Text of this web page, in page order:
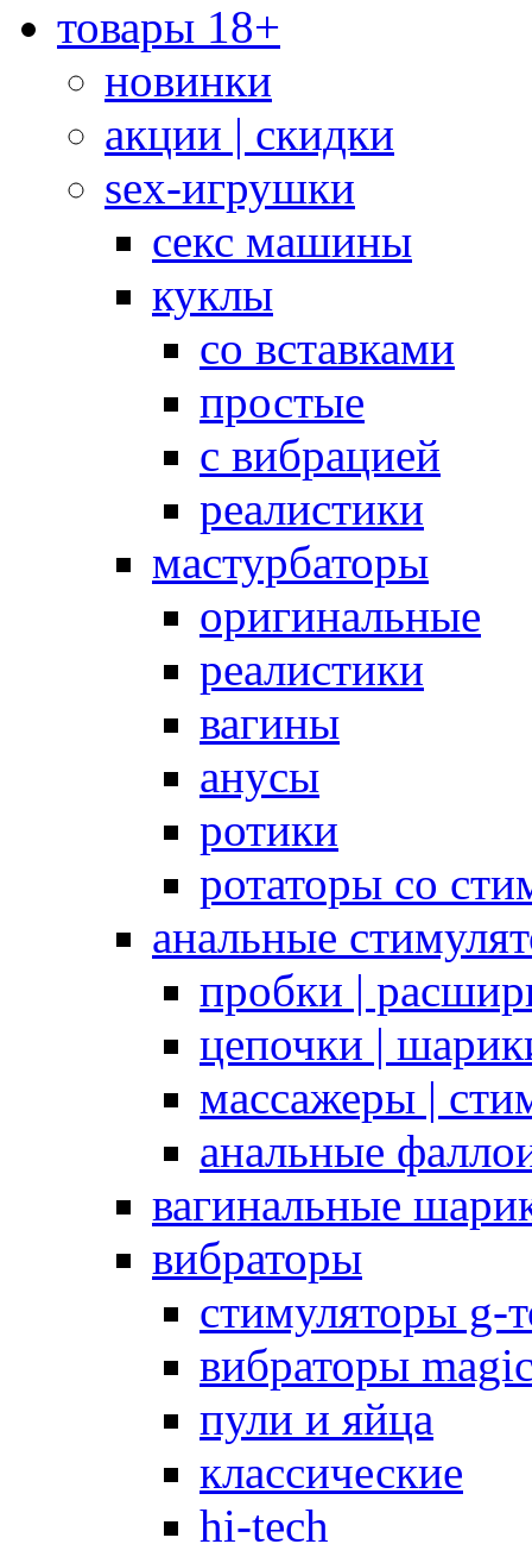
товары 18+
новинки
акции | скидки
sex-игрушки
секс машины
куклы
со вставками
простые
с вибрацией
реалистики
мастурбаторы
оригинальные
реалистики
вагины
анусы
ротики
ротаторы со
анальные
пробки |
цепочки |
массажеры |
анальные
вагинальные
вибраторы
стимуляторы g-
вибраторы
пули и яйца
классические
hi-tech